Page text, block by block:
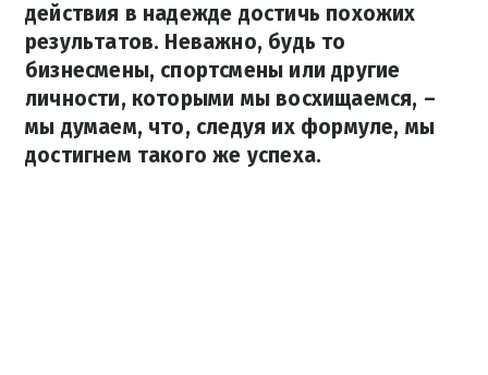
действия в надежде достичь похожих
результатов. Неважно, будь то
бизнесмены, спортсмены или другие
личности, которыми мы восхищаемся, –
мы думаем, что, следуя их формуле, мы
достигнем такого же успеха.